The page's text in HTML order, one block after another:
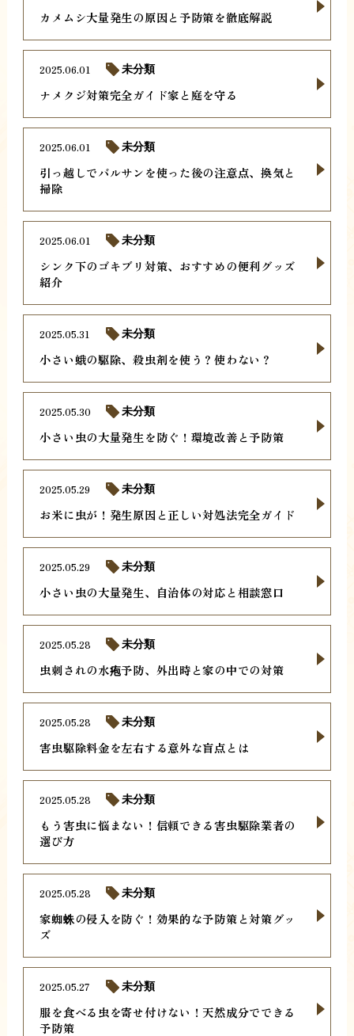
カメムシ大量発生の原因と予防策を徹底解説
ナメクジ対策完全ガイド家と庭を守る
2025.06.01 未分類
引っ越しでバルサンを使った後の注意点、換気と
掃除
2025.06.01 未分類
シンク下のゴキブリ対策、おすすめの便利グッズ
紹介
2025.06.01 未分類
小さい蛾の駆除、殺虫剤を使う？使わない？
2025.05.31 未分類
小さい虫の大量発生を防ぐ！環境改善と予防策
2025.05.30 未分類
お米に虫が！発生原因と正しい対処法完全ガイド
2025.05.29 未分類
小さい虫の大量発生、自治体の対応と相談窓口
2025.05.29 未分類
虫刺されの水疱予防、外出時と家の中での対策
2025.05.28 未分類
害虫駆除料金を左右する意外な盲点とは
2025.05.28 未分類
もう害虫に悩まない！信頼できる害虫駆除業者の
選び方
2025.05.28 未分類
家蜘蛛の侵入を防ぐ！効果的な予防策と対策グッ
ズ
2025.05.28 未分類
服を食べる虫を寄せ付けない！天然成分でできる
予防策
2025.05.27 未分類